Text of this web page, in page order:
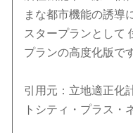
まな都市機能の誘導
スタープランとして
プランの高度化版で
引用元：立地適正化
トシティ・プラス・